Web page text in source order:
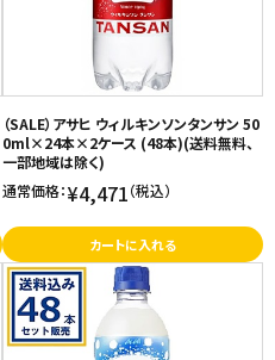
（SALE）アサヒ ウィルキンソンタンサン 50
0ml×24本×2ケース (48本)(送料無料、
一部地域は除く)
通常価格：¥4,471（税込）
カートに入れる